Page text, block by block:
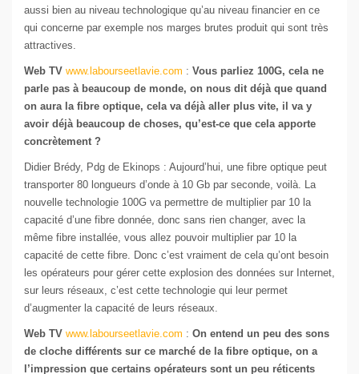
aussi bien au niveau technologique qu’au niveau financier en ce
qui concerne par exemple nos marges brutes produit qui sont très
attractives.
Web TV www.labourseetlavie.com : Vous parliez 100G, cela ne
parle pas à beaucoup de monde, on nous dit déjà que quand
on aura la fibre optique, cela va déjà aller plus vite, il va y
avoir déjà beaucoup de choses, qu’est-ce que cela apporte
concrètement ?
Didier Brédy, Pdg de Ekinops : Aujourd’hui, une fibre optique peut
transporter 80 longueurs d’onde à 10 Gb par seconde, voilà. La
nouvelle technologie 100G va permettre de multiplier par 10 la
capacité d’une fibre donnée, donc sans rien changer, avec la
même fibre installée, vous allez pouvoir multiplier par 10 la
capacité de cette fibre. Donc c’est vraiment de cela qu’ont besoin
les opérateurs pour gérer cette explosion des données sur Internet,
sur leurs réseaux, c’est cette technologie qui leur permet
d’augmenter la capacité de leurs réseaux.
Web TV www.labourseetlavie.com : On entend un peu des sons
de cloche différents sur ce marché de la fibre optique, on a
l’impression que certains opérateurs sont un peu réticents